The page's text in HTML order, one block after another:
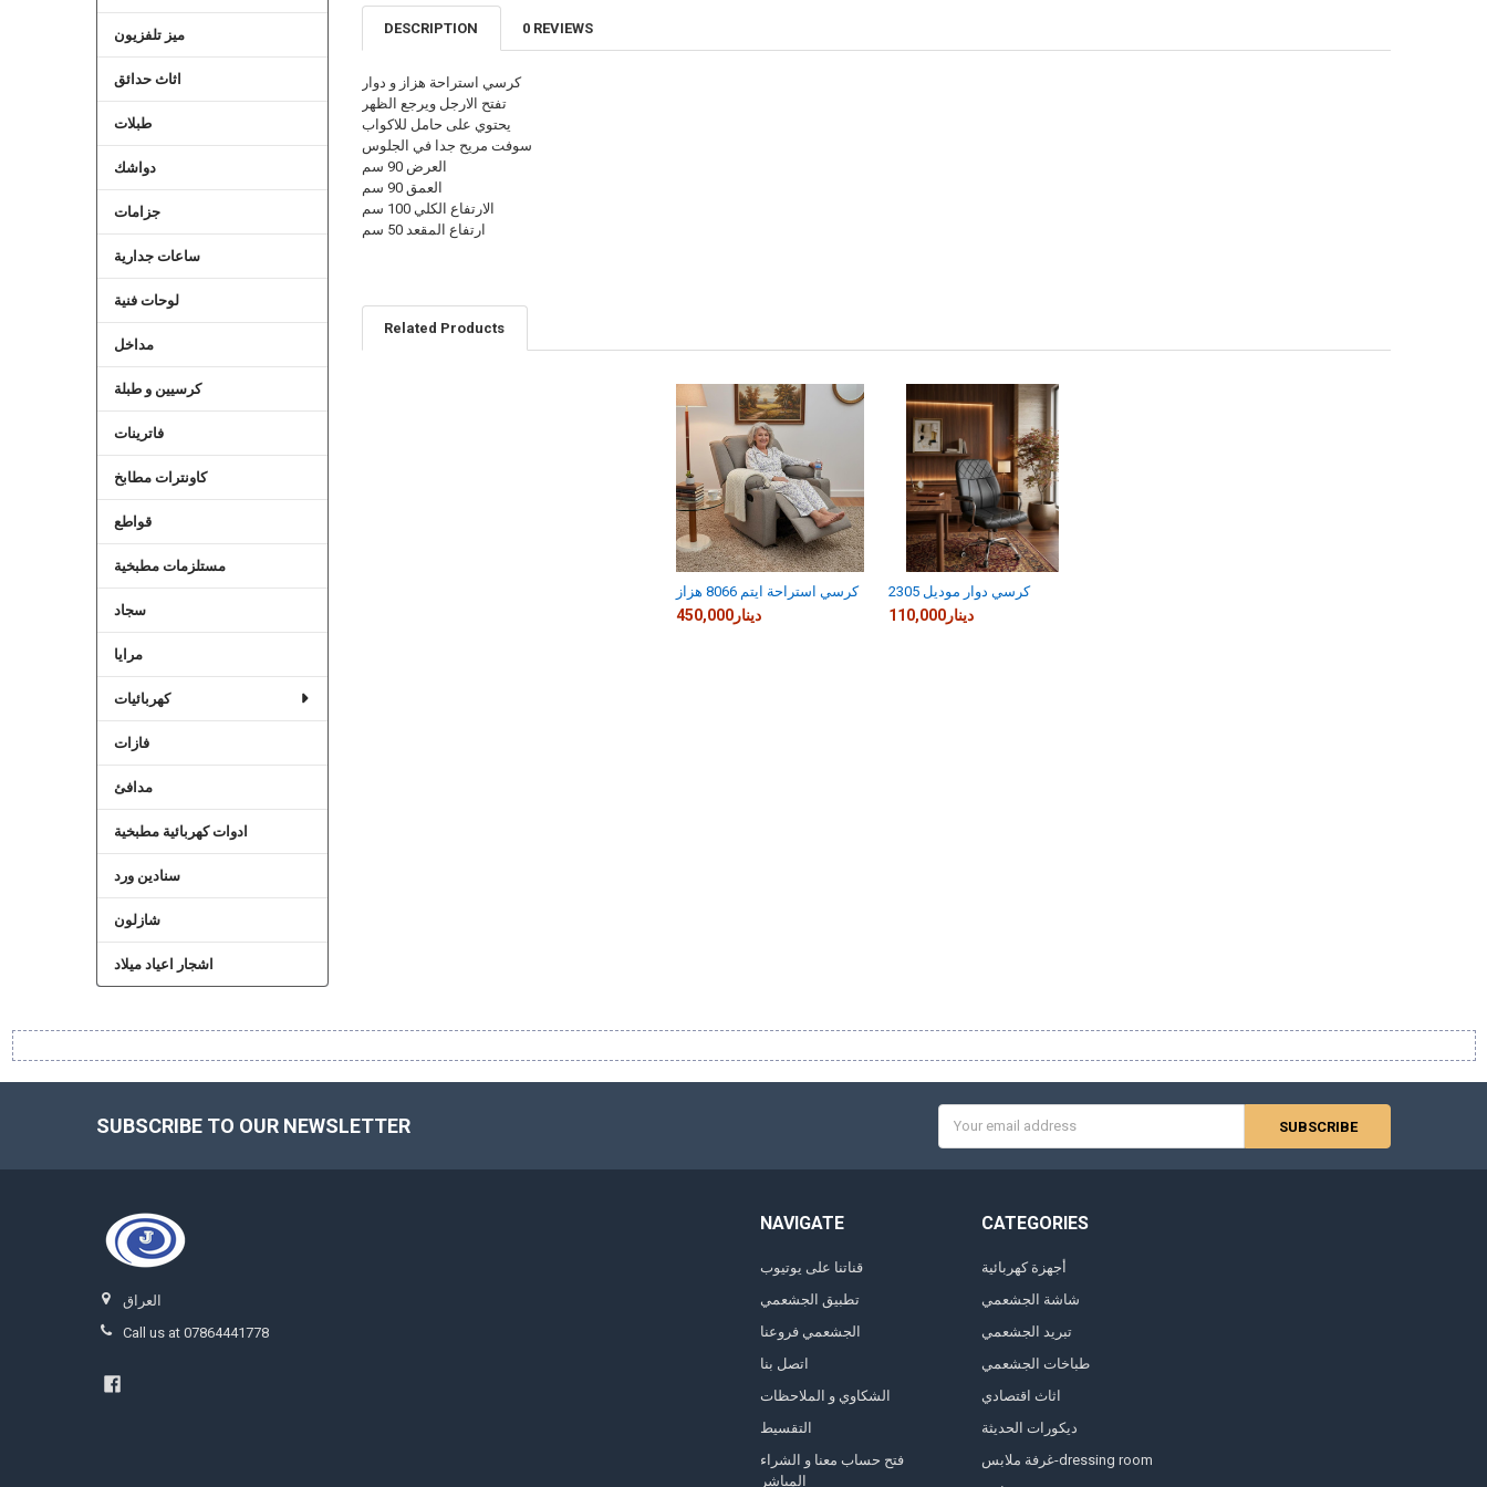
ميز تلفزيون
اثاث حدائق
طبلات
دواشك
جزامات
ساعات جدارية
لوحات فنية
مداخل
كرسيين و طبلة
فاترينات
كاونترات مطابخ
قواطع
مستلزمات مطبخية
سجاد
مرايا
كهربائيات
فازات
مدافئ
ادوات كهربائية مطبخية
سنادين ورد
شازلون
اشجار اعياد ميلاد
DESCRIPTION
0 REVIEWS
كرسي استراحة هزاز و دوار
تفتح الارجل ويرجع الظهر
يحتوي على حامل للاكواب
سوفت مريح جدا في الجلوس
العرض 90 سم
العمق 90 سم
الارتفاع الكلي 100 سم
ارتفاع المقعد 50 سم
Related Products
كرسي استراحة ايتم 8066 هزاز
450,000دينار
كرسي دوار موديل 2305
110,000دينار
SUBSCRIBE TO OUR NEWSLETTER
Address
العراق
Call us at 07864441778
NAVIGATE
قناتنا على يوتيوب
تطبيق الجشعمي
الجشعمي فروعنا
اتصل بنا
الشكاوي و الملاحظات
التقسيط
فتح حساب معنا و الشراء
المباشر
CATEGORIES
أجهزة كهربائية
شاشة الجشعمي
تبريد الجشعمي
طباخات الجشعمي
اثاث اقتصادي
ديكورات الحديثة
غرفة ملابس-dressing room